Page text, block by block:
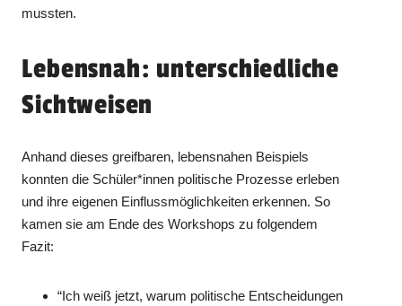
mussten.
Lebensnah: unterschiedliche
Sichtweisen
Anhand dieses greifbaren, lebensnahen Beispiels
konnten die Schüler*innen politische Prozesse erleben
und ihre eigenen Einflussmöglichkeiten erkennen. So
kamen sie am Ende des Workshops zu folgendem
Fazit:
“Ich weiß jetzt, warum politische Entscheidungen